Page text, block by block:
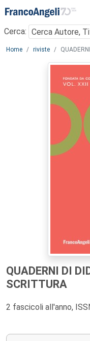
Menu
Cerca:
Main content
Home riviste
QUADERNI DI
SCRITTURA
2 fascicoli all'anno,